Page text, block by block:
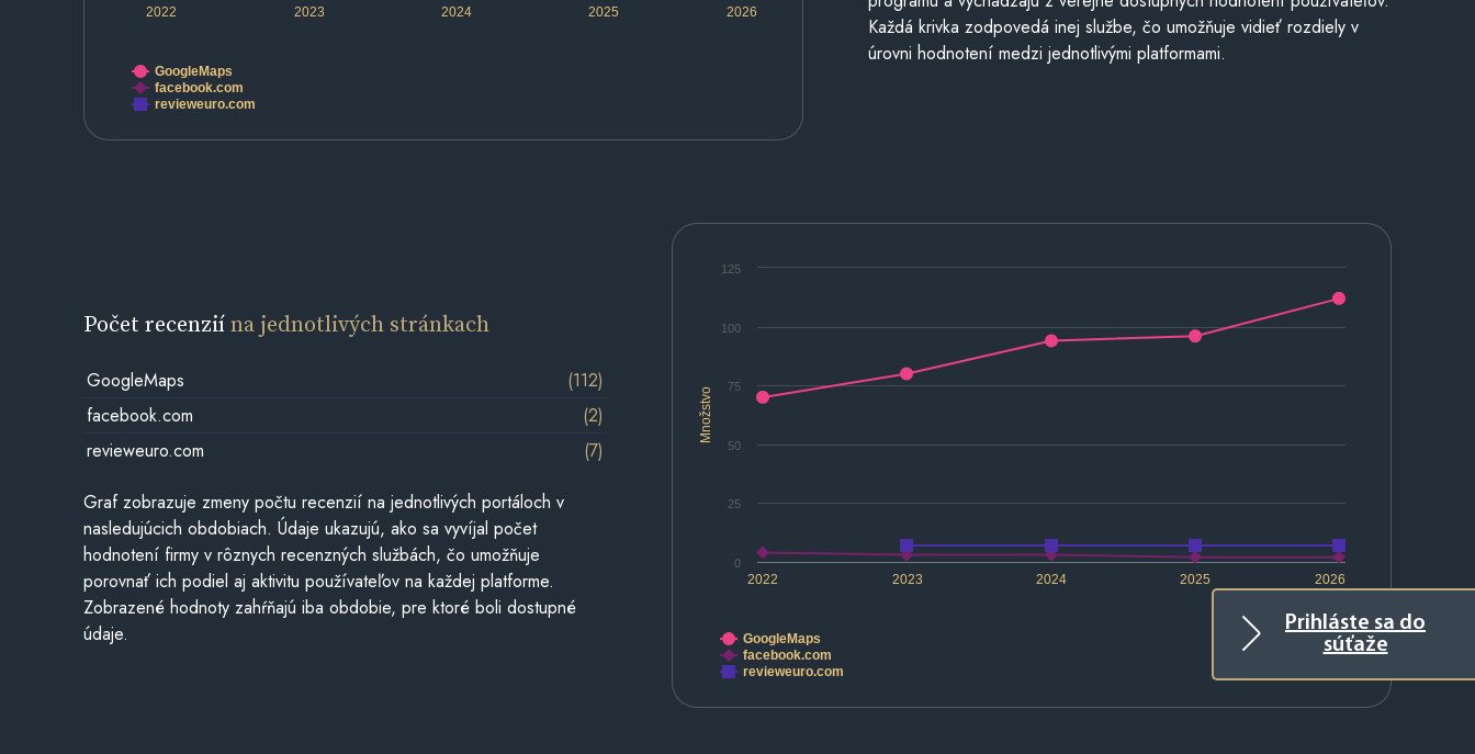
Prihláste sa do
súťaže
2022 2023 2024 2025 2026
GoogleMaps
facebook.com
revieweuro.com
Každá krivka zodpovedá inej službe, čo umožňuje vidieť rozdiely v
úrovni hodnotení medzi jednotlivými platformami.
Množstvo
2022 2023 2024 2025 2026
0
25
50
75
100
125
GoogleMaps
facebook.com
revieweuro.com
Počet recenziína jednotlivých stránkach
GoogleMaps
(112)
facebook.com
(2)
revieweuro.com
(7)
Graf zobrazuje zmeny počtu recenzií na jednotlivých portáloch v
nasledujúcich obdobiach. Údaje ukazujú, ako sa vyvíjal počet
hodnotení firmy v rôznych recenzných službách, čo umožňuje
porovnať ich podiel aj aktivitu používateľov na každej platforme.
Zobrazené hodnoty zahŕňajú iba obdobie, pre ktoré boli dostupné
údaje.